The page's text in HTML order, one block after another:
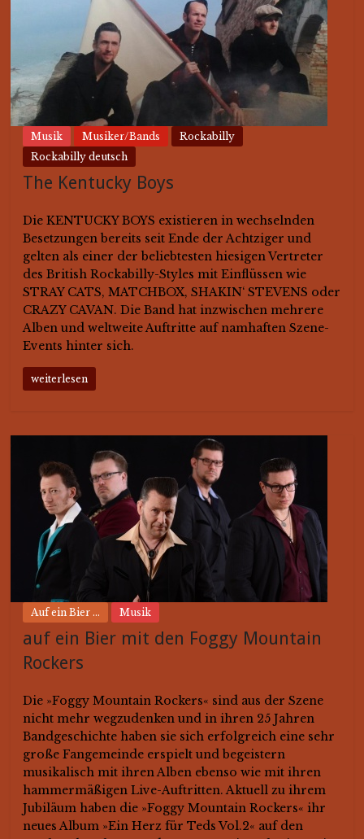
Musik Musiker/Bands
Rockabilly
Rockabilly deutsch
The Kentucky Boys
Die KENTUCKY BOYS existieren in wechselnden
Besetzungen bereits seit Ende der Achtziger und
gelten als einer der beliebtesten hiesigen Vertreter
des British Rockabilly-Styles mit Einflüssen wie
STRAY CATS, MATCHBOX, SHAKIN‘ STEVENS oder
CRAZY CAVAN. Die Band hat inzwischen mehrere
Alben und weltweite Auftritte auf namhaften Szene-
Events hinter sich.
weiterlesen
Auf ein Bier ... Musik
auf ein Bier mit den Foggy Mountain
Rockers
Die »Foggy Mountain Rockers« sind aus der Szene
nicht mehr wegzudenken und in ihren 25 Jahren
Bandgeschichte haben sie sich erfolgreich eine sehr
große Fangemeinde erspielt und begeistern
musikalisch mit ihren Alben ebenso wie mit ihren
hammermäßigen Live-Auftritten. Aktuell zu ihrem
Jubiläum haben die »Foggy Mountain Rockers« ihr
neues Album »Ein Herz für Teds Vol.2« auf den